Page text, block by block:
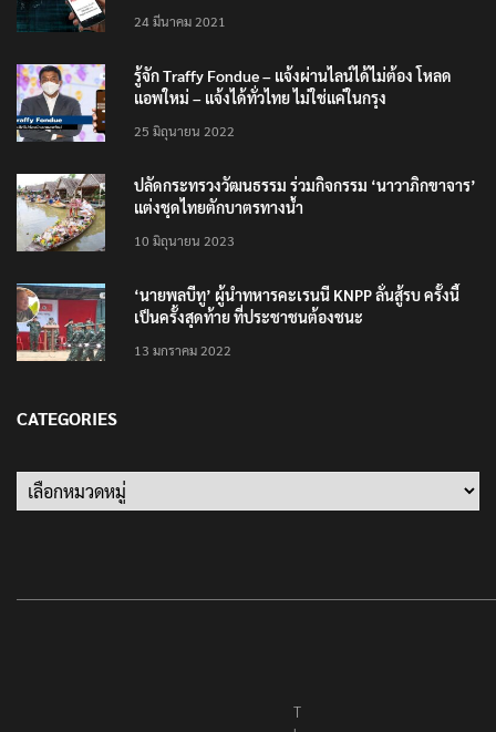
24 มีนาคม 2021
รู้จัก Traffy Fondue – แจ้งผ่านไลน์ได้ไม่ต้อง โหลด
แอพใหม่ – แจ้งได้ทั่วไทย ไม่ใช่แค่ในกรุง
25 มิถุนายน 2022
ปลัดกระทรวงวัฒนธรรม ร่วมกิจกรรม ‘นาวาภิกขาจาร’
แต่งชุดไทยตักบาตรทางน้ำ
10 มิถุนายน 2023
‘นายพลบีทู’ ผู้นำทหารคะเรนนี KNPP ลั่นสู้รบ ครั้งนี้
เป็นครั้งสุดท้าย ที่ประชาชนต้องชนะ
13 มกราคม 2022
CATEGORIES
Categories
T